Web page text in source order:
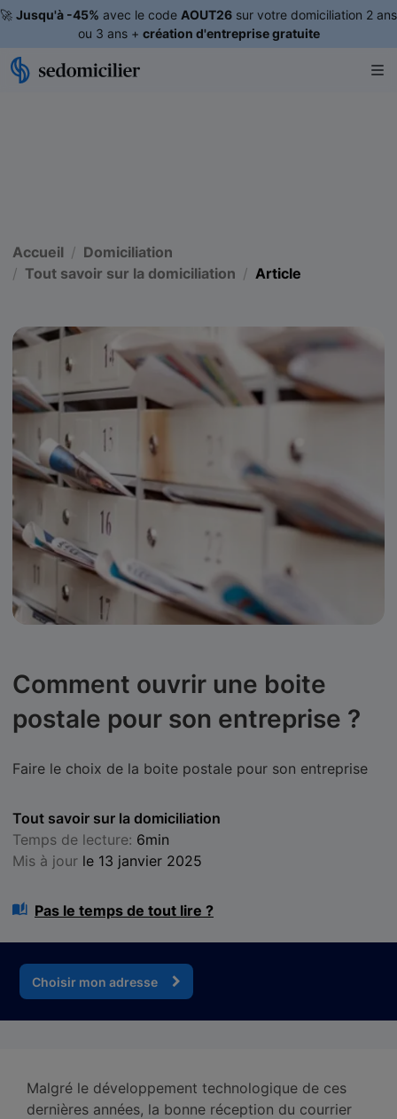
🚀 Jusqu'à -45% avec le code AOUT26 sur votre domiciliation 2 ans
ou 3 ans + création d'entreprise gratuite
Accueil
Domiciliation
Tout savoir sur la domiciliation
Article
Comment ouvrir une boite
postale pour son entreprise ?
Faire le choix de la boite postale pour son entreprise
Tout savoir sur la domiciliation
Temps de lecture: 6min
Mis à jour le 13 janvier 2025
Pas le temps de tout lire ?
Choisir mon adresse
Malgré le développement technologique de ces
dernières années, la bonne réception du courrier